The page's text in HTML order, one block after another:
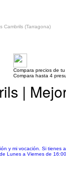
Cambrils (Tarragona)
Compara precios de tu
Compara hasta 4
|
y mi vocación. Si
Lunes a Viernes de